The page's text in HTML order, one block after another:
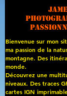
Bienvenue sur mon
ma passion de la
montagne. Des
monde.
Découvrez une
niveaux. Des traces
cartes IGN